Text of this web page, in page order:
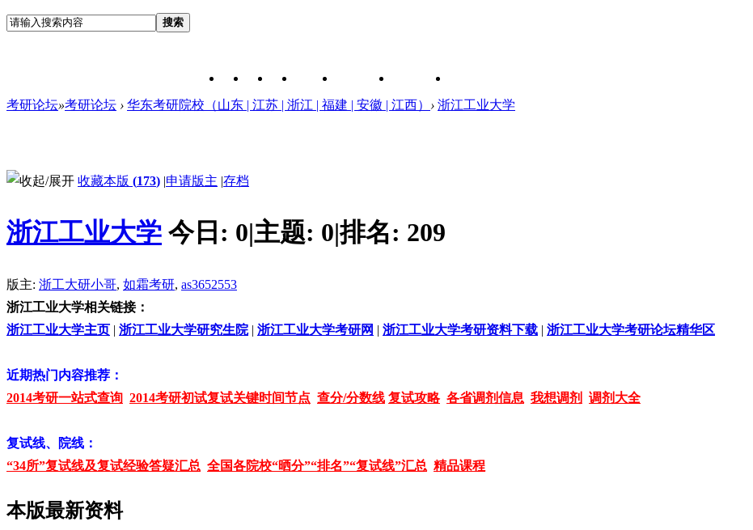
搜索
考研论坛»考研论坛 › 华东考研院校（山东 | 江苏 | 浙江 | 福建 | 安徽 | 江西） › 浙江工业大学
收藏本版 (173) |申请版主 |存档
浙江工业大学 今日: 0|主题: 0|排名: 209
版主: 浙工大研小哥, 如霜考研, as3652553
浙江工业大学相关链接：
浙江工业大学主页 | 浙江工业大学研究生院| 浙江工业大学考研网 | 浙江工业大学考研资料下载 | 浙江工业大学考研论坛精华区
近期热门内容推荐：
2014考研一站式查询 2014考研初试复试关键时间节点 查分/分数线 复试攻略 各省调剂信息 我想调剂 调剂大全
复试线、院线：
“34所”复试线及复试经验答疑汇总 全国各院校“晒分”“排名”“复试线”汇总 精品课程
本版最新资料